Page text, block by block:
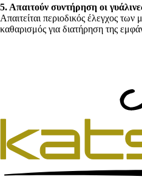
5. Απαιτούν συντήρηση οι
Απαιτείται περιοδικός έλεγχος
καθαρισμός για διατήρηση της